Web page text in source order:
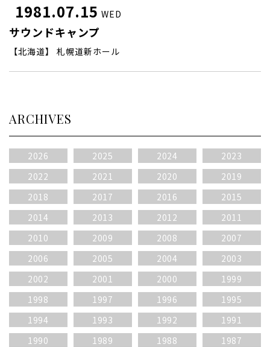
1981.07.15 WED
サウンドキャンプ
【北海道】 札幌道新ホール
ARCHIVES
2026 2025 2024
2023
2022
2021 2020
2019
2018
2017 2016
2015
2014
2013 2012
2011
2010
2009 2008
2007
2006
2005 2004
2003
2002
2001 2000
1999
1998
1997 1996
1995
1994
1993 1992
1991
1990
1989 1988
1987